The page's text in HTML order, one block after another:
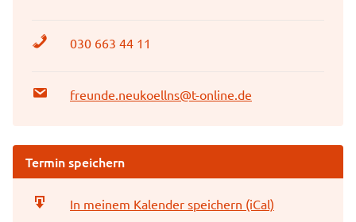
030 663 44 11
freunde.neukoellns@t-online.de
Termin speichern
In meinem Kalender speichern (iCal)